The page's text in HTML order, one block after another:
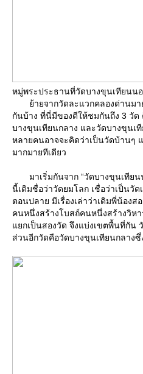
หมู่พระประธานที่วัดบางขุนเทียนน
ายจากวัดละแวกคลองด่านมายั
กันบ้าง ที่นี่มีของดีให้ชมกันถึง 3 วัด
บางขุนเทียนกลาง และวัดบางขุนเ
หลายคนอาจจะคิดว่าเป็นวัดบ้านๆ
มากมายทีเดียว
มาเริ่มกันจาก “วัดบางขุนเทียน
นี้เดิมชื่อว่าวัดยมโลก เชื่อว่าเป็นวัด
ตอนปลาย มีเรื่องเล่าว่าเดิมพี่น้อง
คนหนึ่งสร้างโบสถ์คนหนึ่งสร้างวิห
กเป็นสองวัด จึงแบ่งเขตพื้นที่กัน
ส่วนอีกวัดคือวัดบางขุนเทียนกลางซึ่